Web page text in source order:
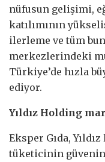
nüfusun gelişimi,
katılımının
ilerleme ve tüm
merkezlerindeki
Türkiye’de hızla
ediyor.
Yıldız Holding
Eksper Gıda,
tüketicinin